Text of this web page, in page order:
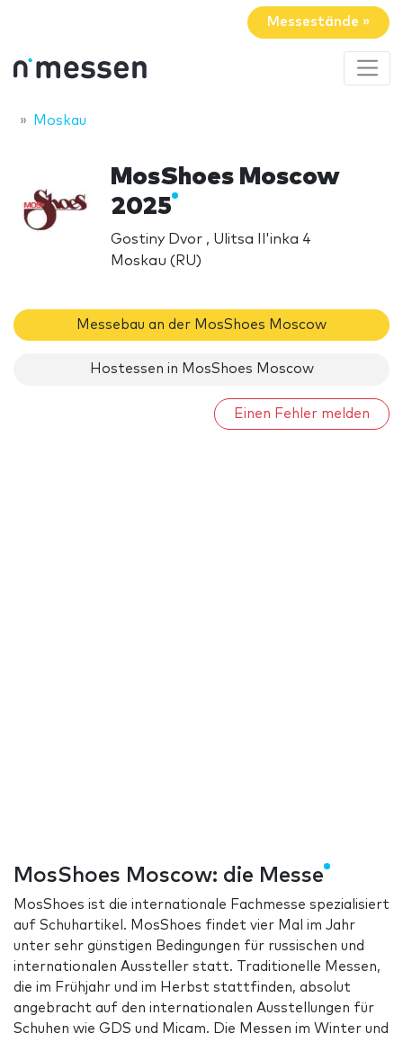
Messestände »
Moskau
MosShoes Moscow
2025
Gostiny Dvor , Ulitsa Il'inka 4
Moskau (RU)
Messebau an der MosShoes Moscow
Hostessen in MosShoes Moscow
Einen Fehler melden
MosShoes Moscow: die Messe
MosShoes ist die internationale Fachmesse spezialisiert
auf Schuhartikel. MosShoes findet vier Mal im Jahr
unter sehr günstigen Bedingungen für russischen und
internationalen Aussteller statt. Traditionelle Messen,
die im Frühjahr und im Herbst stattfinden, absolut
angebracht auf den internationalen Ausstellungen für
Schuhen wie GDS und Micam. Die Messen im Winter und